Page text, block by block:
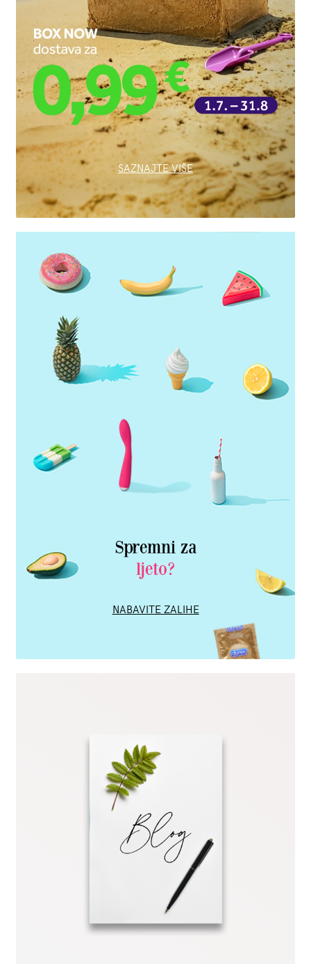
SAZNAJTE VIŠE
Spremni za
ljeto?
NABAVITE ZALIHE